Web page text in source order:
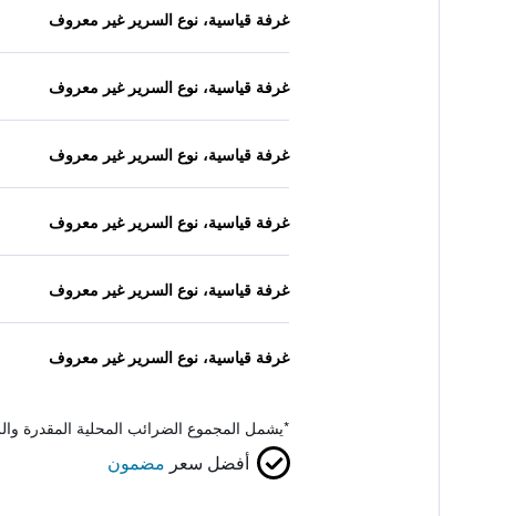
غرفة قياسية، نوع السرير غير معروف
غرفة قياسية، نوع السرير غير معروف
غرفة قياسية، نوع السرير غير معروف
غرفة قياسية، نوع السرير غير معروف
غرفة قياسية، نوع السرير غير معروف
غرفة قياسية، نوع السرير غير معروف
*يشمل المجموع الضرائب المحلية المقدرة
أفضل سعر مضمون